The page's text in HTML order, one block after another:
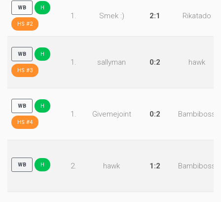
WB H
HS #2
1. Smek :) 2:1 Rikatado
WB H
HS #3
1. sallyman 0:2 hawk
WB H
HS #4
1. Givemejoint 0:2 Bambiboss
WB H 2. hawk 1:2 Bambiboss